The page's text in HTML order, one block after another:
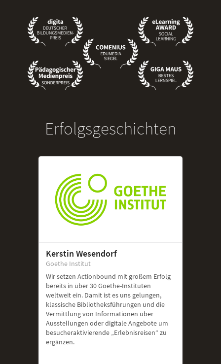
Erfolgsgeschichten
Kerstin Wesendorf
Goethe Institut
Wir setzen Actionbound mit großem Erfolg
bereits in über 30 Goethe-Instituten
weltweit ein. Damit ist es uns gelungen,
klassische Bibliotheksführungen und die
Vermittlung von Informationen über
Ausstellungen oder digitale Angebote um
besucheraktivierende „Erlebnisreisen“ zu
ergänzen.